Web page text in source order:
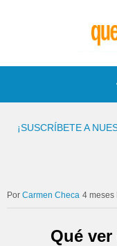
¡SUSCRÍBETE A
Carmen Checa 4 meses
Qué